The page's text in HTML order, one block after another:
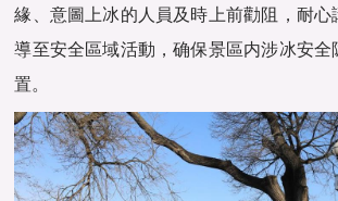
緣、意圖上冰的人員及時上前勸阻，耐心
導至安全區域活動，确保景區内涉冰安
置。